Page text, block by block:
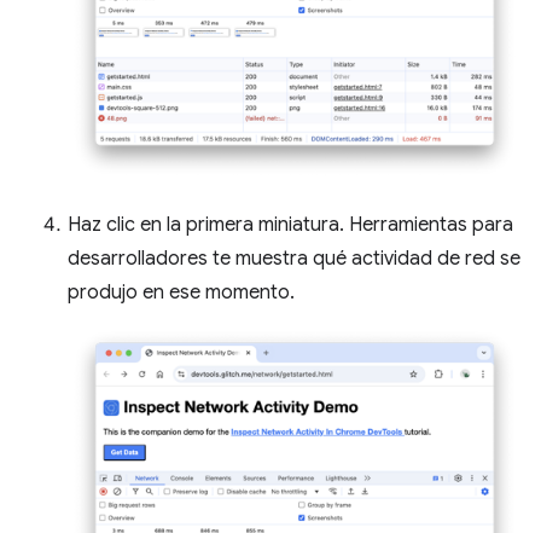
Haz clic en la primera miniatura. Herramientas para
desarrolladores te muestra qué actividad de red se
produjo en ese momento.